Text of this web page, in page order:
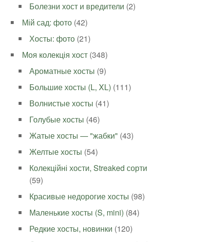
Болезни хост и вредители (2)
Мій сад: фото (42)
Хосты: фото (21)
Моя колекція хост (348)
Ароматные хосты (9)
Большие хосты (L, XL) (111)
Волнистые хосты (41)
Голубые хосты (46)
Жатые хосты — "жабки" (43)
Желтые хосты (54)
Колекційні хости, Streaked сорти
(59)
Красивые недорогие хосты (98)
Маленькие хосты (S, mini) (84)
Редкие хосты, новинки (120)